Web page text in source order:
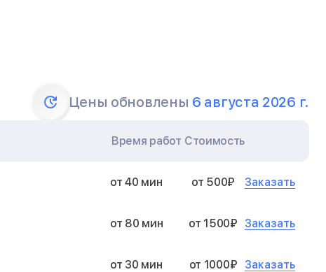
Цены обновлены 6 августа 2026 г.
Время работ Стоимость
от 40 мин от 500₽ Заказать
от 80 мин от 1500₽ Заказать
от 30 мин от 1000₽ Заказать